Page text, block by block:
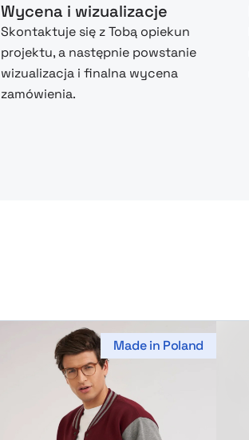
Wycena i wizualizacje
Skontaktuje się z Tobą opiekun
projektu, a następnie powstanie
wizualizacja i finalna wycena
zamówienia.
Made in Poland